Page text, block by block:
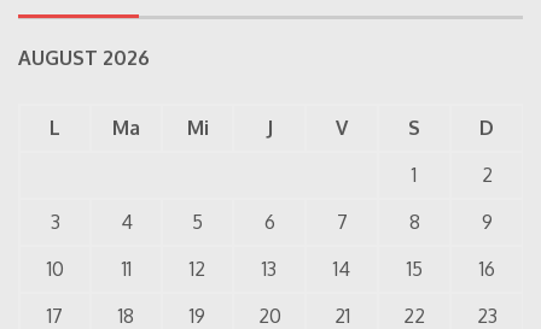
AUGUST 2026
L Ma Mi J V S
D
1
2
3
4 5 6 7 8
9
10
11 12 13 14 15
16
17
18 19 20 21 22
23